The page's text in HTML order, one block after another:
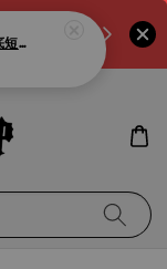
滿600元
運！滿